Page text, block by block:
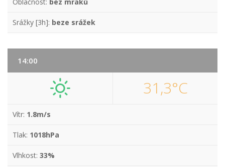
Srážky [3h]: beze srážek
14:00
31,3°C
Vítr: 1.8m/s
Tlak: 1018hPa
Vlhkost: 33%